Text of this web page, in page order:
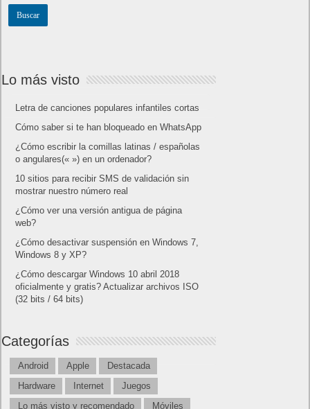
Lo más visto
Letra de canciones populares infantiles cortas
Cómo saber si te han bloqueado en WhatsApp
¿Cómo escribir la comillas latinas / españolas
o angulares(« ») en un ordenador?
10 sitios para recibir SMS de validación sin
mostrar nuestro número real
¿Cómo ver una versión antigua de página
web?
¿Cómo desactivar suspensión en Windows 7,
Windows 8 y XP?
¿Cómo descargar Windows 10 abril 2018
oficialmente y gratis? Actualizar archivos ISO
(32 bits / 64 bits)
Categorías
Android Apple
Destacada
Hardware
Internet
Juegos
Lo más visto y recomendado
Móviles